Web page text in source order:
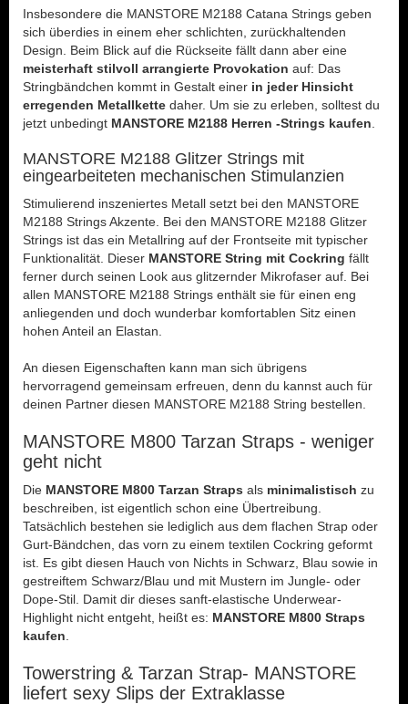
Insbesondere die MANSTORE M2188 Catana Strings geben
sich überdies in einem eher schlichten, zurückhaltenden
Design. Beim Blick auf die Rückseite fällt dann aber eine
meisterhaft stilvoll arrangierte Provokation auf: Das
Stringbändchen kommt in Gestalt einer in jeder Hinsicht
erregenden Metallkette daher. Um sie zu erleben, solltest du
jetzt unbedingt MANSTORE M2188 Herren -Strings kaufen
MANSTORE M2188 Glitzer Strings mit
eingearbeiteten mechanischen Stimulanzien
Stimulierend inszeniertes Metall setzt bei den MANSTORE
M2188 Strings Akzente. Bei den MANSTORE M2188 Glitzer
Strings ist das ein Metallring auf der Frontseite mit typischer
Funktionalität. Dieser MANSTORE String mit Cockring fällt
ferner durch seinen Look aus glitzernder Mikrofaser auf. Bei
allen MANSTORE M2188 Strings enthält sie für einen eng
anliegenden und doch wunderbar komfortablen Sitz einen
hohen Anteil an Elastan.
An diesen Eigenschaften kann man sich übrigens
hervorragend gemeinsam erfreuen, denn du kannst auch für
deinen Partner diesen MANSTORE M2188 String bestellen.
MANSTORE M800 Tarzan Straps - weniger
geht nicht
Die MANSTORE M800 Tarzan Straps als minimalistisch zu
beschreiben, ist eigentlich schon eine Übertreibung.
Tatsächlich bestehen sie lediglich aus dem flachen Strap oder
Gurt-Bändchen, das vorn zu einem textilen Cockring geformt
ist. Es gibt diesen Hauch von Nichts in Schwarz, Blau sowie in
gestreiftem Schwarz/Blau und mit Mustern im Jungle- oder
Dope-Stil. Damit dir dieses sanft-elastische Underwear-
Highlight nicht entgeht, heißt es: MANSTORE M800 Straps
kaufen
Towerstring & Tarzan Strap- MANSTORE
liefert sexy Slips der Extraklasse